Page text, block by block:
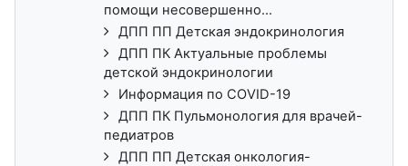
помощи несовершенно...
ДПП ПП Детская эндокринология
ДПП ПК Актуальные проблемы
детской эндокринологии
Информация по COVID-19
ДПП ПК Пульмонология для врачей-
педиатров
ДПП ПП Детская онкология-